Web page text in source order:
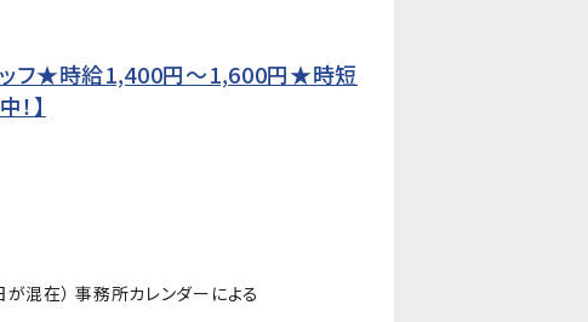
ッフ★時給1,400円〜1,600円★時短
】
混在） 事務所カレンダーによる